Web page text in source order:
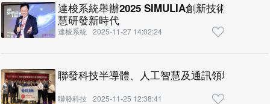
達梭系統舉辦2025 SIMULIA創新技術年會 運
慧研發新時代
達梭系統 2025-11-27 14:02:24
聯發科技半導體、人工智慧及通訊領域論文入
聯發科技 2025-11-25 12:38:41